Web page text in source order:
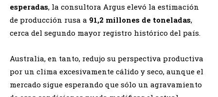
esperadas, la consultora Argus elevó la estimación
de producción rusa a 91,2 millones de toneladas,
cerca del segundo mayor registro histórico del país.
Australia, en tanto, redujo su perspectiva productiva
por un clima excesivamente cálido y seco, aunque el
mercado sigue esperando que sólo un agravamiento